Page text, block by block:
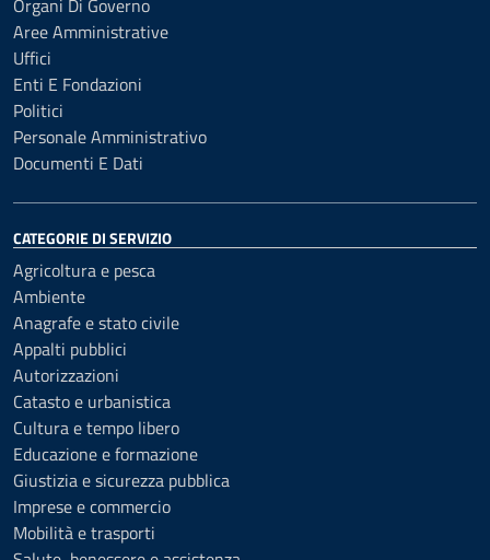
Organi Di Governo
Aree Amministrative
Uffici
Enti E Fondazioni
Politici
Personale Amministrativo
Documenti E Dati
CATEGORIE DI SERVIZIO
Agricoltura e pesca
Ambiente
Anagrafe e stato civile
Appalti pubblici
Autorizzazioni
Catasto e urbanistica
Cultura e tempo libero
Educazione e formazione
Giustizia e sicurezza pubblica
Imprese e commercio
Mobilità e trasporti